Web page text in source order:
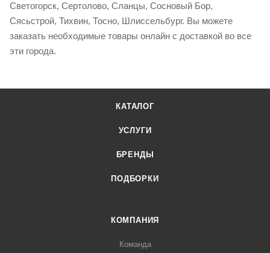
Светогорск, Сертолово, Сланцы, Сосновый Бор,
Сясьстрой, Тихвин, Тосно, Шлиссельбург. Вы можете
заказать необходимые товары онлайн с доставкой во все
эти города.
КАТАЛОГ
УСЛУГИ
БРЕНДЫ
ПОДБОРКИ
КОМПАНИЯ
Команда